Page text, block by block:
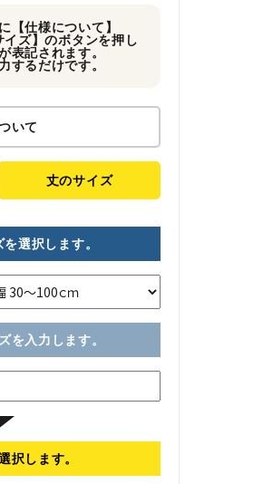
【仕様について】
イズ】のボタンを押し
表記されます。
するだけです。
いて
丈のサイズ
選択します。
を入力します。
択します。